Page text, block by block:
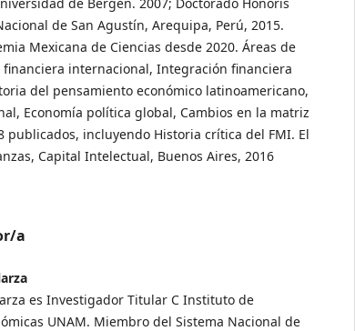
de San Agustín, Arequipa, Perú, 2015.
Mexicana de Ciencias desde 2020. Áreas de
internacional, Integración financiera
del pensamiento económico latinoamericano,
Economía política global, Cambios en la matriz
publicados, incluyendo Historia crítica del FMI. El
Capital Intelectual, Buenos Aires, 2016
a
es Investigador Titular C Instituto de
UNAM. Miembro del Sistema Nacional de